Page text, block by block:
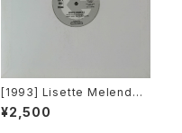
[1993] Lisette Melendez
/ The Puppies – Goody G
oody / Funky Y-2-C / Da
¥2,500